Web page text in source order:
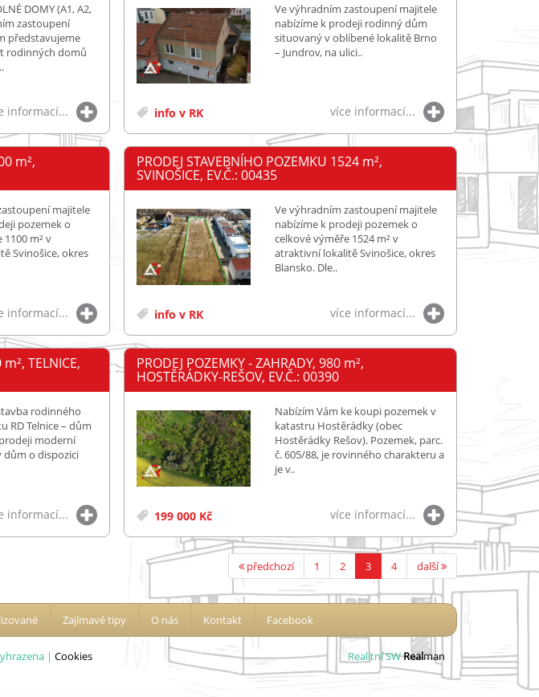
DOMY (A1, A2,
zastoupení
představujeme
rodinných domů
informací...
Ve výhradním zastoupení majitele
nabízíme k prodeji rodinný dům
situovaný v oblíbené lokalitě Brno
– Jundrov, na ulici..
info v RK více informací...
m²,
majitele
pozemek o
m² v
Svinošice, okres
informací...
PRODEJ STAVEBNÍHO POZEMKU 1524 m²,
SVINOŠICE, EV.Č.: 00435
Ve výhradním zastoupení majitele
nabízíme k prodeji pozemek o
celkové výměře 1524 m² v
atraktivní lokalitě Svinošice, okres
Blansko. Dle..
info v RK více informací...
m², TELNICE,
rodinného
RD Telnice – dům
moderní
o dispozici
informací...
PRODEJ POZEMKY - ZAHRADY, 980 m²,
HOSTĚRÁDKY-REŠOV, EV.Č.: 00390
Nabízím Vám ke koupi pozemek v
katastru Hostěrádky (obec
Hostěrádky Rešov). Pozemek, parc.
č. 605/88, je rovinného charakteru a
je v..
199 000 Kč více informací...
předchozí 1 2 3 4 další
Zajímavé tipy O nás Kontakt Facebook
| Cookies Realitní SWRealman